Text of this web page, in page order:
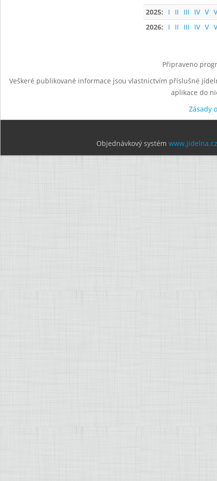
2025:
I II III IV V
2026:
I II III IV V
Připraveno
Veškeré publikované informace jsou vlastnictvím příslušné
aplikace do
Zásady
Objednávkový systém www.jidelna.cz